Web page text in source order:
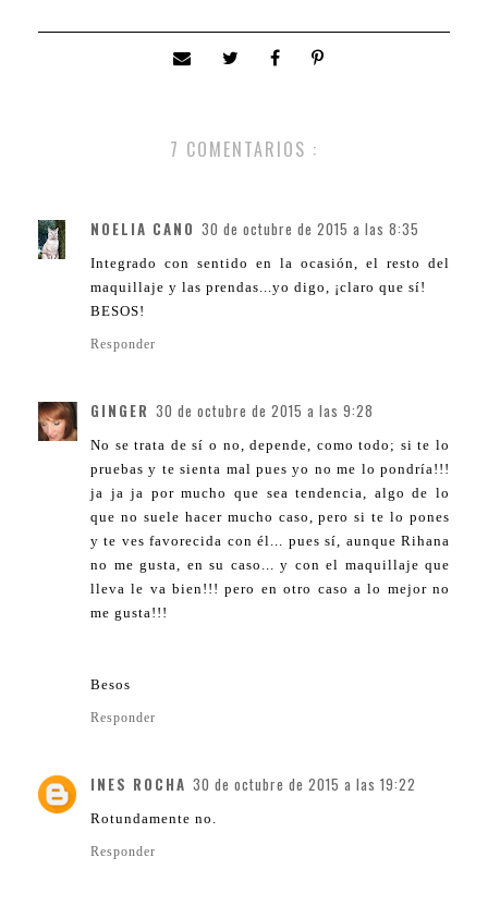
7 COMENTARIOS :
NOELIA CANO 30 de octubre de 2015 a las 8:35
Integrado con sentido en la ocasión, el resto del
maquillaje y las prendas...yo digo, ¡claro que sí!
BESOS!
Responder
GINGER 30 de octubre de 2015 a las 9:28
No se trata de sí o no, depende, como todo; si te lo
pruebas y te sienta mal pues yo no me lo pondría!!!
ja ja ja por mucho que sea tendencia, algo de lo
que no suele hacer mucho caso, pero si te lo pones
y te ves favorecida con él... pues sí, aunque Rihana
no me gusta, en su caso... y con el maquillaje que
lleva le va bien!!! pero en otro caso a lo mejor no
me gusta!!!
Besos
Responder
INES ROCHA 30 de octubre de 2015 a las 19:22
Rotundamente no.
Responder